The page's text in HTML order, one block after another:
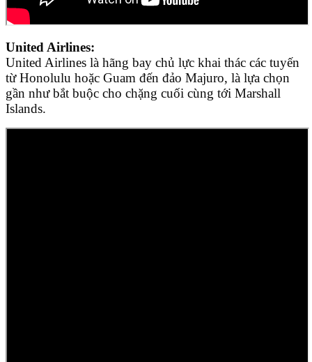
United Airlines:
United Airlines là hãng bay chủ lực khai thác các tuyến
từ Honolulu hoặc Guam đến đảo Majuro, là lựa chọn
gần như bắt buộc cho chặng cuối cùng tới Marshall
Islands.